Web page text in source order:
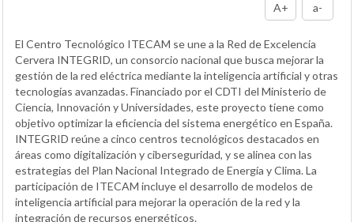
A+ a-
El Centro Tecnológico ITECAM se une a la Red de Excelencia
Cervera INTEGRID, un consorcio nacional que busca mejorar la
gestión de la red eléctrica mediante la inteligencia artificial y otras
tecnologías avanzadas. Financiado por el CDTI del Ministerio de
Ciencia, Innovación y Universidades, este proyecto tiene como
objetivo optimizar la eficiencia del sistema energético en España.
INTEGRID reúne a cinco centros tecnológicos destacados en
áreas como digitalización y ciberseguridad, y se alinea con las
estrategias del Plan Nacional Integrado de Energía y Clima. La
participación de ITECAM incluye el desarrollo de modelos de
inteligencia artificial para mejorar la operación de la red y la
integración de recursos energéticos.